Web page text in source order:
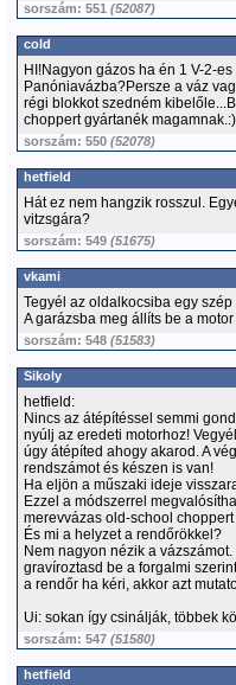
sorszám: 551 (52087)
cold
HI!Nagyon gázos ha én 1 V-2-
Panóniavázba?Persze a váz
régi blokkot szedném
choppert gyártanék
sorszám: 550 (52078)
hetfield
Hát ez nem hangzik rosszul.
vitzsgára?
sorszám: 549 (51675)
vkami
Tegyél az oldalkocsiba egy
A garázsba meg állíts be a
sorszám: 548 (51583)
Sikoly
hetfield:
Nincs az átépítéssel semmi
nyúlj az eredeti motorhoz!
úgy átépíted ahogy akarod. A
rendszámot és készen is van!
Ha eljön a műszaki ideje
Ezzel a módszerrel
merevvázas old-school
És mi a helyzet a rendőrökkel?
Nem nagyon nézik a
gravíroztasd be a forgalmi
a rendőr ha kéri, akkor azt
Ui: sokan így csinálják, többek
sorszám: 547 (51580)
hetfield